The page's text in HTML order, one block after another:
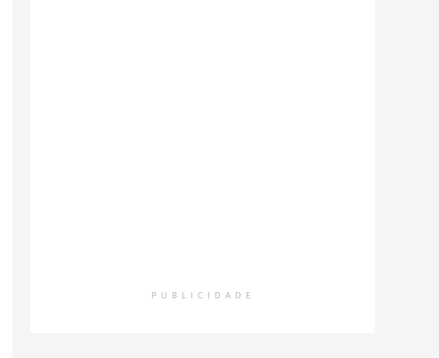
PUBLICIDADE